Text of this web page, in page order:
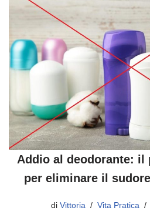
Addio al deodorante: il
per eliminare il
di Vittoria Vita Pratica